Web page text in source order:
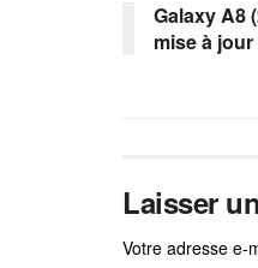
Galaxy A8
mise à
Laisser
Votre adresse e-